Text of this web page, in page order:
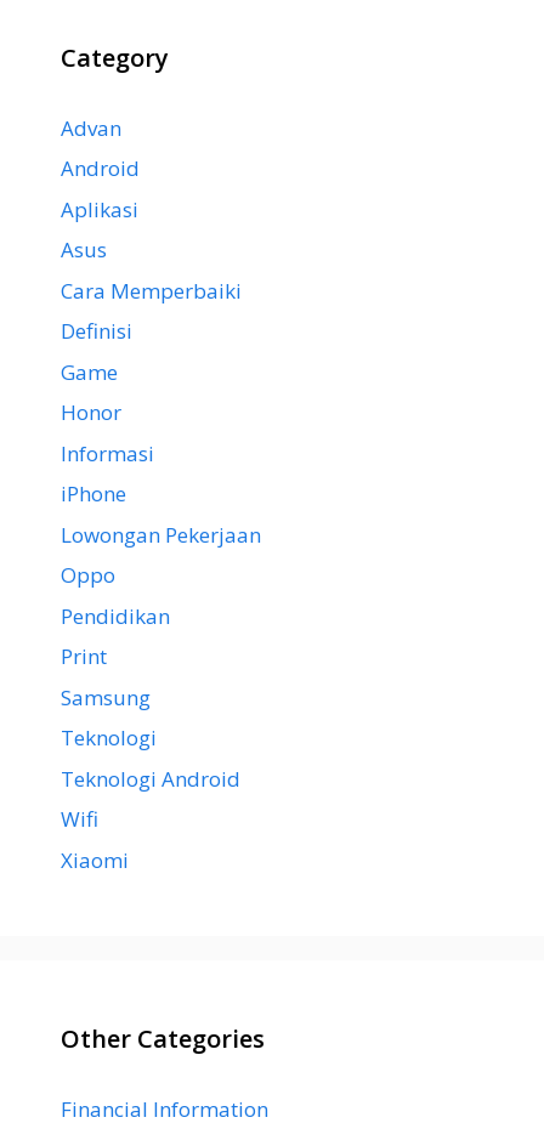
Category
Advan
Android
Aplikasi
Asus
Cara Memperbaiki
Definisi
Game
Honor
Informasi
iPhone
Lowongan Pekerjaan
Oppo
Pendidikan
Print
Samsung
Teknologi
Teknologi Android
Wifi
Xiaomi
Other Categories
Financial Information